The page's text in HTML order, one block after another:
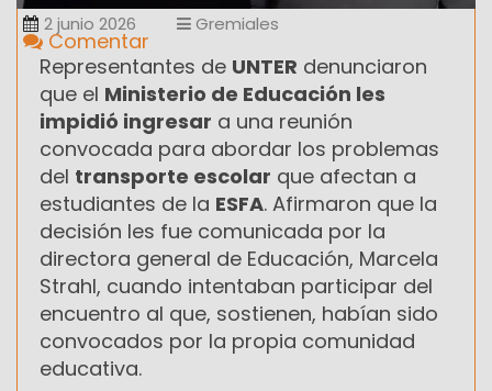
2 junio 2026 Gremiales
Comentar
Representantes de UNTER denunciaron
que el Ministerio de Educación les
impidió ingresar a una reunión
convocada para abordar los problemas
del transporte escolar que afectan a
estudiantes de la ESFA. Afirmaron que la
decisión les fue comunicada por la
directora general de Educación, Marcela
Strahl, cuando intentaban participar del
encuentro al que, sostienen, habían sido
convocados por la propia comunidad
educativa.